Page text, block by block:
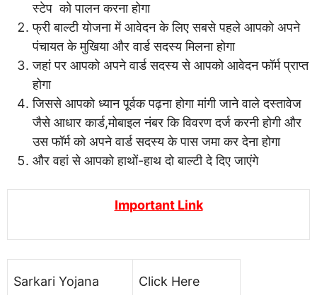
स्टेप को पालन करना होगा
फ्री बाल्टी योजना में आवेदन के लिए सबसे पहले आपको अपने
पंचायत के मुखिया और वार्ड सदस्य मिलना होगा
जहां पर आपको अपने वार्ड सदस्य से आपको आवेदन फॉर्म प्राप्त
होगा
जिससे आपको ध्यान पूर्वक पढ़ना होगा मांगी जाने वाले दस्तावेज
जैसे आधार कार्ड,मोबाइल नंबर कि विवरण दर्ज करनी होगी और
उस फॉर्म को अपने वार्ड सदस्य के पास जमा कर देना होगा
और वहां से आपको हाथों-हाथ दो बाल्टी दे दिए जाएंगे
Important Link
Sarkari Yojana Click Here